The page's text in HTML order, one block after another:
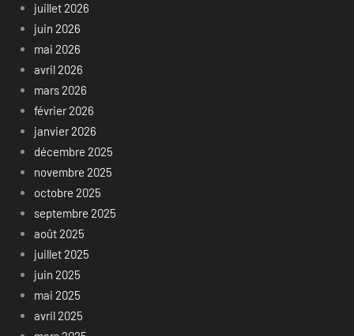
juillet 2026
juin 2026
mai 2026
avril 2026
mars 2026
février 2026
janvier 2026
décembre 2025
novembre 2025
octobre 2025
septembre 2025
août 2025
juillet 2025
juin 2025
mai 2025
avril 2025